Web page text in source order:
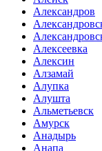
Александров
Алексеевка
Алексин
Алзамай
Алупка
Алушта
Альметьевск
Амурск
Анадырь
Анапа